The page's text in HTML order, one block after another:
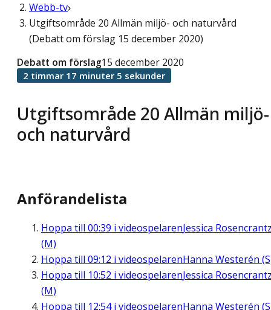
Webb-tv
Utgiftsområde 20 Allmän miljö- och naturvård
(Debatt om förslag 15 december 2020)
Utgiftsområde 20 Allmän miljö-
och naturvård
Debatt om förslag15 december 2020
2 timmar 17 minuter 5 sekunder
Anförandelista
Hoppa till 00:39 i videospelarenJessica
(M)
Hoppa till 09:12 i videospelarenHanna Westerén
Hoppa till 10:52 i videospelarenJessica
(M)
Hoppa till 12:54i videospelarenHanna Westerén